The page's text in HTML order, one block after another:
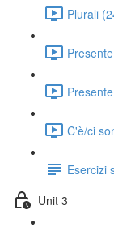
Plurali
C'è/ci
Esercizi
Unit 3